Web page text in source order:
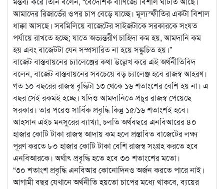
আমাদের রিজার্ভের ওপর চাপ বেড়ে যাচ্ছে। মূল্যস্ফীতির একটা বিশাল
ধাক্কা আসছে। সবমিলিয়ে বাজেটের সাইজটাকে সরকারকে সংযত
পর্যায়ে রাখতে হচ্ছে; যাতে অভ্যন্তরীণ চাহিদা কম হয়, আমদানি কম
হয় এবং বাজেটটা যেন সম্প্রসারিত না হয়ে সঙ্কুচিত হয়।”
বাজেট বাস্তবায়নের চ্যালেঞ্জের কথা উল্লেখ করে এই অর্থনীতিবিদ
বলেন, বাজেট বাস্তবায়নের সবচেয়ে বড় চ্যালেঞ্জ হবে রাজস্ব আহরণ।
গত ১০ বছরের রাজস্ব বৃদ্ধিটা ১৩ থেকে ১৬ শতাংশের বেশি হয় না। এ
বছর সেই রকমই হচ্ছে। যদিও আমদানিতে প্রচুর রাজস্ব পেয়েছে
সরকার। তার পরেও সার্বিক প্রবৃদ্ধি কিন্তু ১৫/১৬ শতাংশই হবে।
আহসান এইচ মনসুরের ব্যাখ্যা, চলতি অর্থবছরে এনবিআরের ৪০
হাজার কোটি টাকা রাজস্ব আদায় কম হলে প্রস্তাবিত বাজেটের লক্ষ্য
পূরণ করতে ৮০ হাজার কোটি টাকা বেশি রাজস্ব সংগ্রহ করতে হবে
এনবিআরকে। অর্থাৎ প্রবৃদ্ধি হতে হবে ৩০ শতাংশের মতো।
“৩০ শতাংশ প্রবৃদ্ধি এনবিআর কোনোদিনও অর্জন করতে পারে নাই।
আগামী বছর যেখানে অর্থনীতি হয়তো চাপের মধ্যে থাকবে, ব্যয়ের